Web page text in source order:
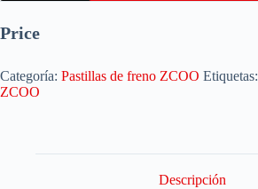
Price
Categoría: Pastillas de freno ZCOO Etiquetas:
ZCOO
Descripción